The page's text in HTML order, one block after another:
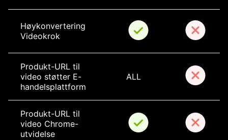
Høykonvertering
Videokrok
Produkt-URL til
video støtter E-
handelsplattform
ALL
Produkt-URL til
video Chrome-
utvidelse